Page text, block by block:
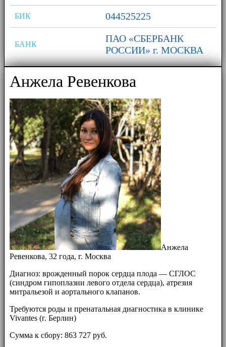
БИК 044525225
БАНК
ПАО «СБЕРБАНК
РОССИИ» г. МОСКВА
Анжела Ревенкова
Анжела
Ревенкова, 32 года, г. Москва
Диагноз: врожденный порок сердца плода — СГЛОС
(синдром гипоплазии левого отдела сердца), атрезия
митральезой и аортального клапанов.
Требуются роды и пренатальная диагностика в клинике
Vivantes (г. Берлин)
Сумма к сбору: 863 727 руб.